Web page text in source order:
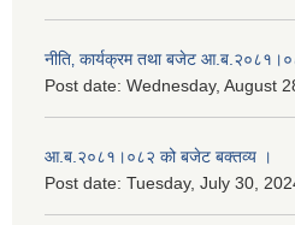
नीति‚ कार्यक्रम तथा बजेट
Post date: Wednesday, August
आ.ब.२०८१।०८२ को बजेट बक्तव्य ।
Post date: Tuesday, July 30,